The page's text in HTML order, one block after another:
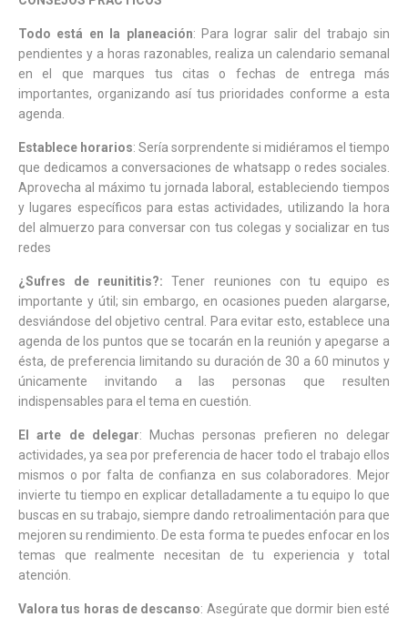
Todo está en la planeación: Para lograr salir del trabajo sin
pendientes y a horas razonables, realiza un calendario semanal
en el que marques tus citas o fechas de entrega más
importantes, organizando así tus prioridades conforme a esta
agenda.
Establece horarios: Sería sorprendente si midiéramos el tiempo
que dedicamos a conversaciones de whatsapp o redes sociales.
Aprovecha al máximo tu jornada laboral, estableciendo tiempos
y lugares específicos para estas actividades, utilizando la hora
del almuerzo para conversar con tus colegas y socializar en tus
redes
¿Sufres de reunititis?:Tener reuniones con tu equipo es
importante y útil; sin embargo, en ocasiones pueden alargarse,
desviándose del objetivo central. Para evitar esto, establece una
agenda de los puntos que se tocarán en la reunión y apegarse a
ésta, de preferencia limitando su duración de 30 a 60 minutos y
únicamente invitando a las personas que resulten
indispensables para el tema en cuestión.
El arte de delegar: Muchas personas prefieren no delegar
actividades, ya sea por preferencia de hacer todo el trabajo ellos
mismos o por falta de confianza en sus colaboradores. Mejor
invierte tu tiempo en explicar detalladamente a tu equipo lo que
buscas en su trabajo, siempre dando retroalimentación para que
mejoren su rendimiento. De esta forma te puedes enfocar en los
temas que realmente necesitan de tu experiencia y total
atención.
Valora tus horas de descanso: Asegúrate que dormir bien esté